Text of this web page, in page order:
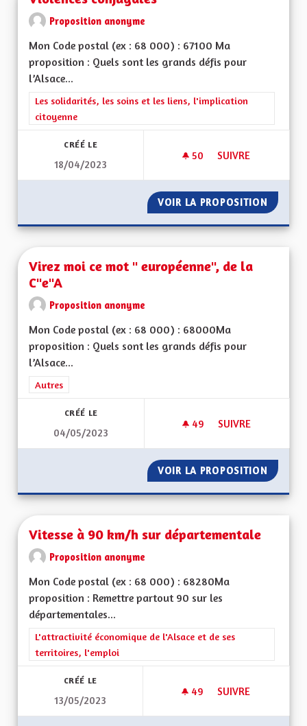
Proposition anonyme
Mon Code postal (ex : 68 000) : 67100 Ma
proposition : Quels sont les grands défis pour
l’Alsace...
Filtrer les résultats de la catégorie : Les solidarités, les soins
Les solidarités, les soins et les liens, l'implication
citoyenne
CRÉÉ LE
18/04/2023
50 50 ABONNÉS
SUIVRE
VOIR LA PROPOSITION
Virez moi ce mot " européenne", de la
C"e"A
Proposition anonyme
Mon Code postal (ex : 68 000) : 68000Ma
proposition : Quels sont les grands défis pour
l’Alsace...
Filtrer les résultats de la catégorie : Autres
Autres
CRÉÉ LE
04/05/2023
49 49 ABONNÉS
SUIVRE
VOIR LA PROPOSITION VIREZ
Vitesse à 90 km/h sur départementale
Proposition anonyme
Mon Code postal (ex : 68 000) : 68280Ma
proposition : Remettre partout 90 sur les
départementales...
Filtrer les résultats de la catégorie : L'attractivité
L'attractivité économique de l'Alsace et de ses
territoires, l'emploi
CRÉÉ LE
13/05/2023
49 49 ABONNÉS
SUIVRE